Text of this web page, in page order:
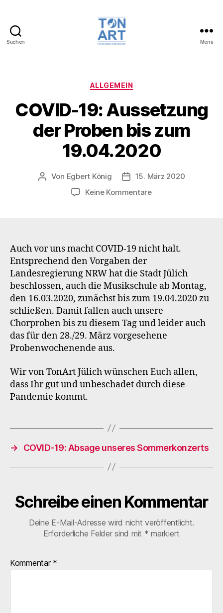
Suchen
Musikschule
Stadt
Jülich
Menü
Kategorien
ALLGEMEIN
COVID-19: Aussetzung
der Proben bis zum
19.04.2020
Beitragsautor
Von Egbert König Veröffentlichungsdatum
15. März 2020
Keine Kommentarezu
Proben
zum
19.04.2020
Auch vor uns macht COVID-19 nicht halt.
Entsprechend den Vorgaben der
Landesregierung NRW hat die Stadt Jülich
beschlossen, auch die Musikschule ab Montag,
den 16.03.2020, zunächst bis zum 19.04.2020 zu
schließen. Damit fallen auch unsere
Chorproben bis zu diesem Tag und leider auch
das für den 28./29. März vorgesehene
Probenwochenende aus.
Wir von TonArt Jülich wünschen Euch allen,
dass Ihr gut und unbeschadet durch diese
Pandemie kommt.
→ COVID-19: Absage unseres Sommerkonzerts
Schreibe einen Kommentar
Deine E-Mail-Adresse wird nicht veröffentlicht.
Erforderliche Felder sind mit * markiert
Kommentar *